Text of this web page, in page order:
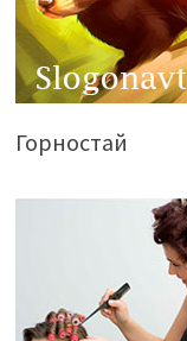
Горностай